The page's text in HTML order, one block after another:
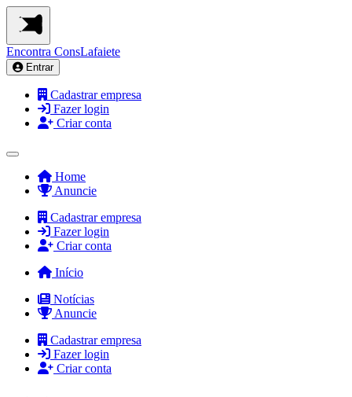
Encontra ConsLafaiete
Entrar
Cadastrar empresa
Fazer login
Criar conta
Home
Anuncie
Cadastrar empresa
Fazer login
Criar conta
Início
Notícias
Anuncie
Cadastrar empresa
Fazer login
Criar conta